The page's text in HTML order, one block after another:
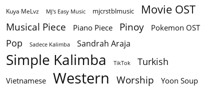
Kuya MeLvz MJ's Easy Music mjcrstblmusic Movie OST
Musical Piece Piano Piece Pinoy Pokemon OST
Pop Sadece Kalimba Sandrah Araja
Simple Kalimba TikTok Turkish
Vietnamese Western Worship Yoon Soup